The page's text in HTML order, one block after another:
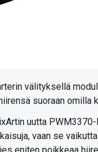
välityksellä
suoraan omilla
uutta
vaan se